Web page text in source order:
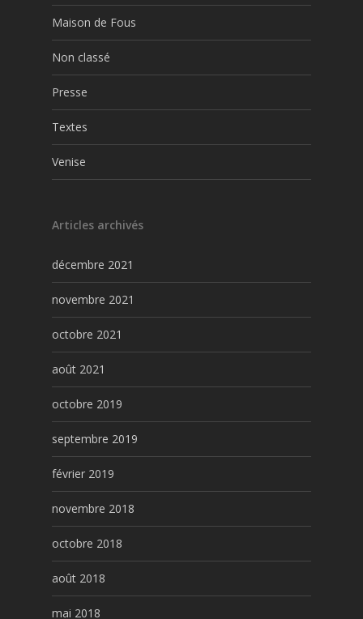
Maison de Fous
Non classé
Presse
Textes
Venise
Articles archivés
décembre 2021
novembre 2021
octobre 2021
août 2021
octobre 2019
septembre 2019
février 2019
novembre 2018
octobre 2018
août 2018
mai 2018